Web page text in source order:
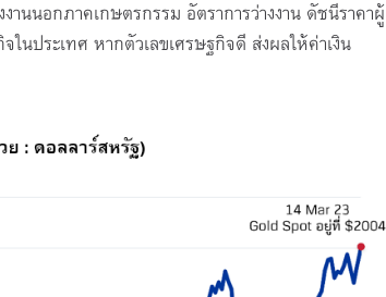
งานนอกภาคเกษตรกรรม อัตราการว่างงาน ดัชนีราคาผู้
นประเทศ หากตัวเลขเศรษฐกิจดี ส่งผลให้ค่าเงิน